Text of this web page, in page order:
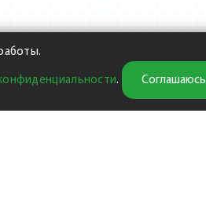
. Соглашаюсь